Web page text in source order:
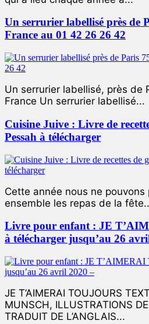
Un serrurier labellisé près de
France au 01 42 26 26 42
Un serrurier labellisé, près de
France Un serrurier labellisé...
Cuisine Juive : Livre de
Pessah à télécharger
Cette année nous ne
ensemble les repas de la
Livre pour enfant : JE
à télécharger jusqu’au 26
JE T’AIMERAI TOUJOURS
MUNSCH, ILLUSTRATIONS
TRADUIT DE L’ANGLAIS...